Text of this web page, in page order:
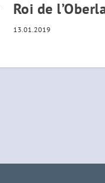
Roi de
13.01.2019